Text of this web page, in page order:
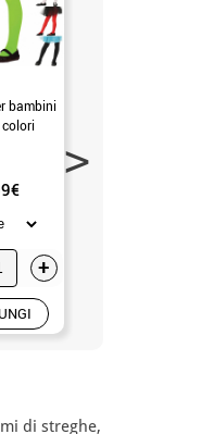
bambini
+
di streghe,